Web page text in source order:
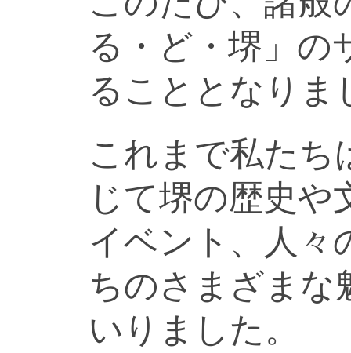
る・ど・堺」の
ることとなりま
これまで私たち
じて堺の歴史や
イベント、人々
ちのさまざまな
いりました。